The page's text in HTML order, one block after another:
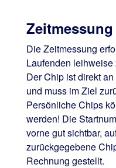
Zeitmessung
Die Zeitmessung
Laufenden
Der Chip ist direkt
und muss im Ziel
Persönliche Chips
werden! Die
vorne gut sichtbar,
zurückgegebene
Rechnung gestellt.